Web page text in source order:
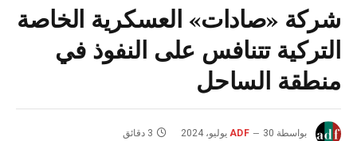
شركة «صادات» العسكرية الخاصة
التركية تتنافس على النفوذ في
منطقة الساحل
بواسطة ADF 30 يوليو، 2024 3 دقائق